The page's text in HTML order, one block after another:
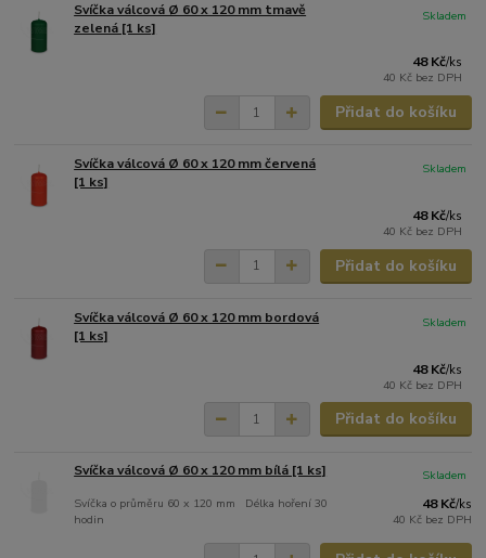
Svíčka válcová Ø 60 x 120 mm tmavě
zelená [1 ks]
48 Kč/ks
40 Kč bez DPH
Skladem
Přidat do košíku
Svíčka válcová Ø 60 x 120 mm červená
[1 ks]
48 Kč/ks
40 Kč bez DPH
Skladem
Přidat do košíku
Svíčka válcová Ø 60 x 120 mm bordová
[1 ks]
48 Kč/ks
40 Kč bez DPH
Skladem
Přidat do košíku
Svíčka válcová Ø 60 x 120 mm bílá [1 ks]
Svíčka o průměru 60 x 120 mm Délka hoření 30
hodin
48 Kč/ks
40 Kč bez DPH
Skladem